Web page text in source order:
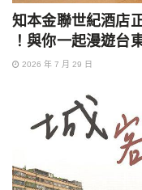
知本金聯世紀酒店
！與你一起漫遊台
2026 年 7 月 29 日